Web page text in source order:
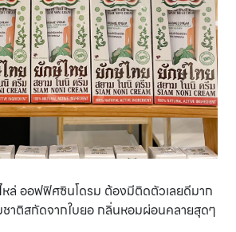
หล่ ออฟฟิศซินโดรม ต้องมีติดตัวเลยดีมาก
ชาติสกัดจากใบยอ กลิ่นหอมผ่อนคลายสุดๆ